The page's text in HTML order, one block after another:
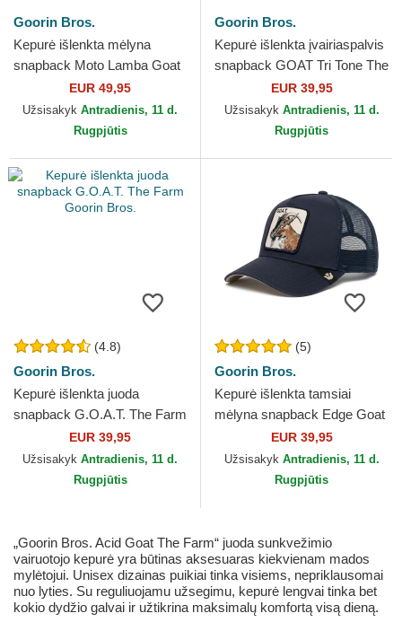
Goorin Bros.
Kepurė išlenkta mėlyna
snapback Moto Lamba Goat
The Farm Goorin Bros.
EUR 49,95
Užsisakyk Antradienis, 11 d.
Rugpjūtis
Goorin Bros.
Kepurė išlenkta įvairiaspalvis
snapback GOAT Tri Tone The
Farm Goorin Bros.
EUR 39,95
Užsisakyk Antradienis, 11 d.
Rugpjūtis
(4.8)
Goorin Bros.
Kepurė išlenkta juoda
snapback G.O.A.T. The Farm
Goorin Bros.EUR 39,95
Užsisakyk Antradienis, 11 d.
Rugpjūtis
(5)
Goorin Bros.
Kepurė išlenkta tamsiai
mėlyna snapback Edge Goat
The Farm Goorin Bros.
EUR 39,95
Užsisakyk Antradienis, 11 d.
Rugpjūtis
„Goorin Bros. Acid Goat The Farm“ juoda sunkvežimio
vairuotojo kepurė yra būtinas aksesuaras kiekvienam mados
mylėtojui. Unisex dizainas puikiai tinka visiems, nepriklausomai
nuo lyties. Su reguliuojamu užsegimu, kepurė lengvai tinka bet
kokio dydžio galvai ir užtikrina maksimalų komfortą visą dieną.